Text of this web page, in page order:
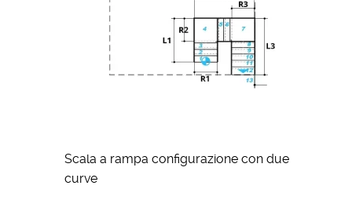
Scala a rampa configurazione con due
curve